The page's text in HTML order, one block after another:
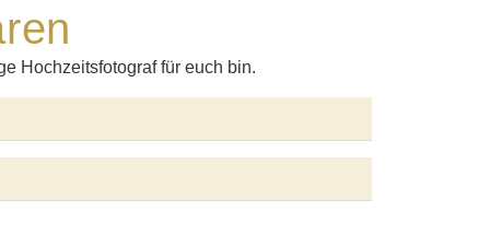
Hochzeitsfotograf für euch bin.